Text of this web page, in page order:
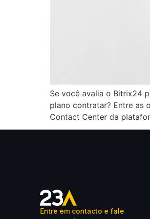
Se você avalia o Bitrix24
plano contratar? Entre as
Contact Center da
Entre em contacto e fale